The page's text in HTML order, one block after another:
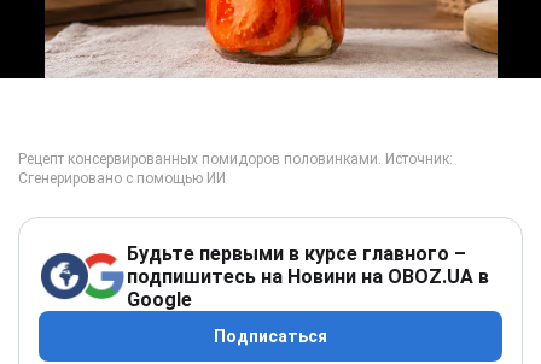
Будьте первыми в курсе главного –
подпишитесь на Новини на OBOZ.UA в
Google
Подписаться